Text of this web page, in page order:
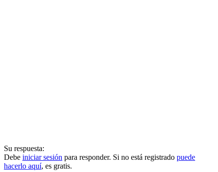
Su respuesta:
Debe iniciar sesión para responder. Si no está registrado puede
hacerlo aquí, es gratis.